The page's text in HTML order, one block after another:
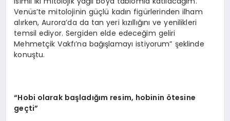
Venüs’te mitolojinin güçlü kadın figürlerinden ilham
alırken, Aurora’da da tan yeri kızıllığını ve yenilikleri
temsil ediyor. Sergiden elde edeceğim geliri
Mehmetçik Vakfı’na bağışlamayı istiyorum” şeklinde
konuştu.
“Hobi olarak başladığım resim, hobinin ötesine
geçti”